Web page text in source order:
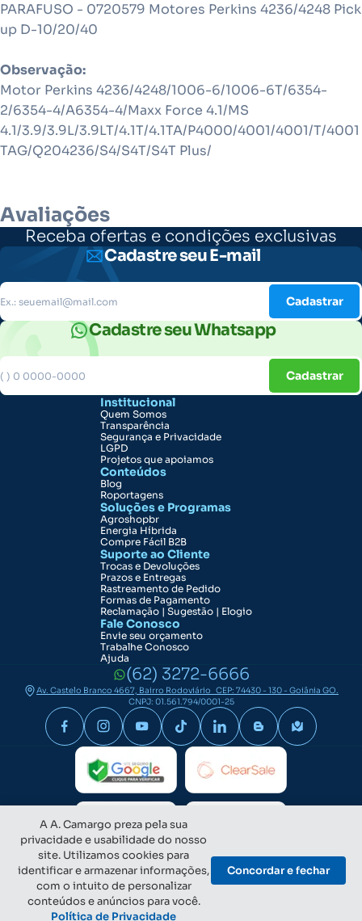
PARAFUSO - 0720579 Motores Perkins 4236/4248 Pick
up D-10/20/40
Observação:
Motor Perkins 4236/4248/1006-6/1006-6T/6354-
2/6354-4/A6354-4/Maxx Force 4.1/MS
4.1/3.9/3.9L/3.9LT/4.1T/4.1TA/P4000/4001/4001/T/4001
TAG/Q204236/S4/S4T/S4T Plus/
Avaliações
Receba ofertas e condições exclusivas
Cadastre seu E-mail
Cadastrar
Cadastre seu Whatsapp
Cadastrar
Institucional
Quem Somos
Transparência
Segurança e Privacidade
LGPD
Projetos que apoiamos
Conteúdos
Blog
Roportagens
Soluções e Programas
Agroshopbr
Energia Híbrida
Compre Fácil B2B
Suporte ao Cliente
Trocas e Devoluções
Prazos e Entregas
Rastreamento de Pedido
Formas de Pagamento
Reclamação | Sugestão | Elogio
Fale Conosco
Envie seu orçamento
Trabalhe Conosco
Ajuda
(62) 3272-6666
Av. Castelo Branco 4667, Bairro Rodoviário CEP: 74430 - 130 - Goiânia GO.
CNPJ: 01.561.794/0001-25
A A. Camargo preza pela sua
privacidade e usabilidade do nosso
site. Utilizamos cookies para
identificar e armazenar informações,
com o intuito de personalizar
conteúdos e anúncios para você.
Política de Privacidade
Concordar e fechar